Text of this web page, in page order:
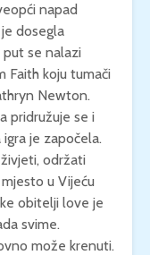
napad
dosegla
se nalazi
Faith koju tumači
Newton.
pridružuje se i
je započela.
održati
u Vijeću
obitelji love je
svime.
može krenuti.